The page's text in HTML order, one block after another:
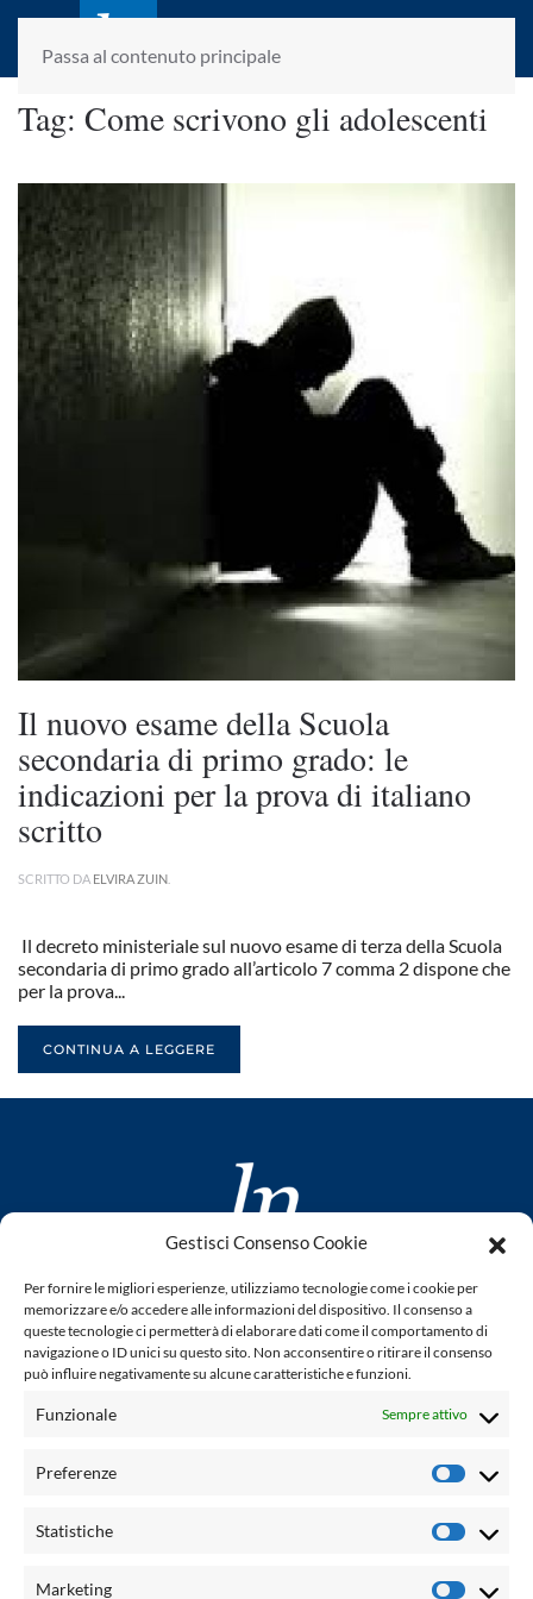
Gestisci Consenso Cookie
Per fornire le migliori esperienze, utilizziamo tecnologie come i cookie per
memorizzare e/o accedere alle informazioni del dispositivo. Il consenso a
queste tecnologie ci permetterà di elaborare dati come il comportamento di
navigazione o ID unici su questo sito. Non acconsentire o ritirare il consenso
può influire negativamente su alcune caratteristiche e funzioni.
Funzionale Sempre attivo
Preferenze
Statistiche
Marketing
Passa al contenuto principale
laletteraturaenoi.it
fondato da Romano Luperini
Tag: Come scrivono gli adolescenti
Il nuovo esame della Scuola
secondaria di primo grado: le
indicazioni per la prova di italiano
scritto
SCRITTO DA ELVIRA ZUIN
Il decreto ministeriale sul nuovo esame di terza della Scuola
secondaria di primo grado all’articolo 7 comma 2 dispone che
per la prova...
CONTINUA A LEGGERE
www.laletteraturaenoi.it
fondato da Romano Luperini
Questo blog non rappresenta una testata giornalistica in
quanto viene aggiornato senza alcuna periodicità. Non può
legge n° 62 del 7.03.2001. L'autore non è responsabile per